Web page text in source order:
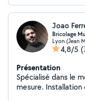
Joao
Bricolage
Lyon (Jean
4,8/5
Présentation
Spécialisé dans le
mesure.